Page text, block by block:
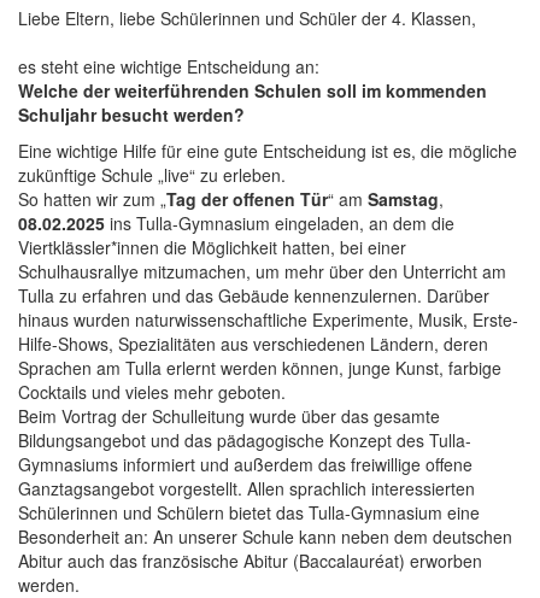
Liebe Eltern, liebe Schülerinnen und Schüler der 4. Klassen,
es steht eine wichtige Entscheidung an:
Welche der weiterführenden Schulen soll im kommenden
Schuljahr besucht werden?
Eine wichtige Hilfe für eine gute Entscheidung ist es, die mögliche
zukünftige Schule „live“ zu erleben.
So hatten wir zum „Tag der offenen Tür“ am Samstag,
08.02.2025 ins Tulla-Gymnasium eingeladen, an dem die
Viertklässler*innen die Möglichkeit hatten, bei einer
Schulhausrallye mitzumachen, um mehr über den Unterricht am
Tulla zu erfahren und das Gebäude kennenzulernen. Darüber
hinaus wurden naturwissenschaftliche Experimente, Musik, Erste-
Hilfe-Shows, Spezialitäten aus verschiedenen Ländern, deren
Sprachen am Tulla erlernt werden können, junge Kunst, farbige
Cocktails und vieles mehr geboten.
Beim Vortrag der Schulleitung wurde über das gesamte
Bildungsangebot und das pädagogische Konzept des Tulla-
Gymnasiums informiert und außerdem das freiwillige offene
Ganztagsangebot vorgestellt. Allen sprachlich interessierten
Schülerinnen und Schülern bietet das Tulla-Gymnasium eine
Besonderheit an: An unserer Schule kann neben dem deutschen
Abitur auch das französische Abitur (Baccalauréat) erworben
werden.